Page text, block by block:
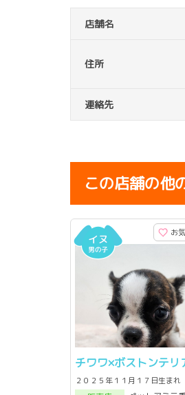
店舗名
住所
連絡先
この店舗の他
お
チワワ×ボストンテリ
２０２５年１１月１７日生まれ